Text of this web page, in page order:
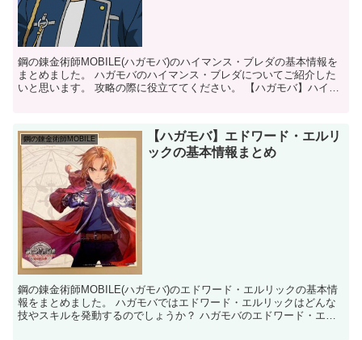
鋼の錬金術師MOBILE(ハガモバ)のハイマンス・ブレダの基本情報を
まとめました。 ハガモバのハイマンス・ブレダについてご紹介した
いと思います。 攻略の際に役立ててください。 【ハガモバ】ハイマ
鋼の錬金術師MOBILE
【ハガモバ】エドワード・エルリ
ックの基本情報まとめ
鋼の錬金術師MOBILE(ハガモバ)のエドワード・エルリックの基本情
報をまとめました。 ハガモバではエドワード・エルリックはどんな
技やスキルを発動するのでしょうか？ ハガモバのエドワード・エル